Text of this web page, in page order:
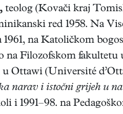
, teolog (Kovači kraj
red 1958. Na
1961, na Katoličkom
na Filozofskom fakultetu
u Ottawi (Université
narav i istočni grijeh u
i 1991–98. na